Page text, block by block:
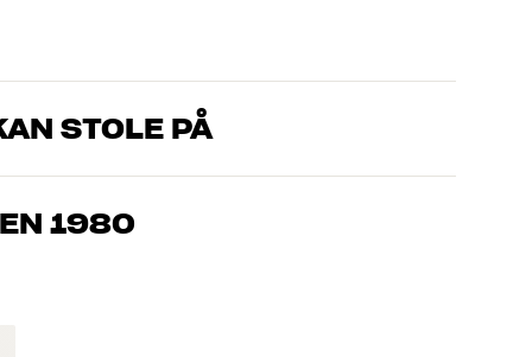
STOLE PÅ
kender produkterne og brænder for den gode lyd til både
1980